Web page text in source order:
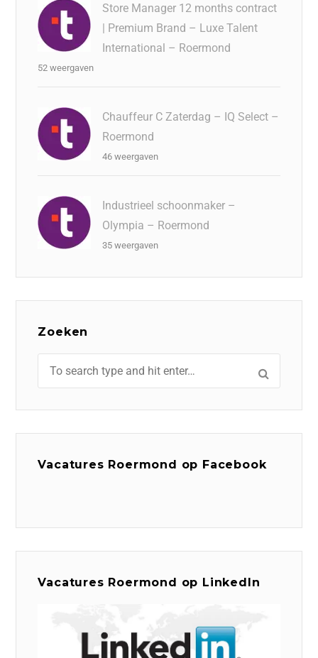
Store Manager 12 months contract
| Premium Brand – Luxe Talent
International – Roermond
52 weergaven
Chauffeur C Zaterdag – IQ Select –
Roermond
46 weergaven
Industrieel schoonmaker –
Olympia – Roermond
35 weergaven
Zoeken
Vacatures Roermond op Facebook
Vacatures Roermond op LinkedIn